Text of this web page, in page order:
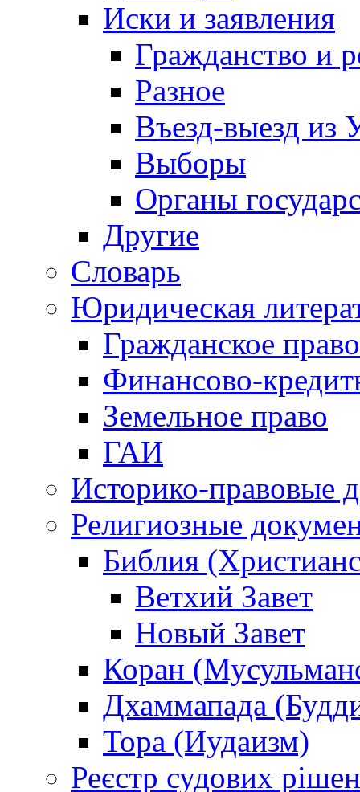
Иски и заявления
Гражданство и
Разное
Въезд-выезд из
Выборы
Органы
Другие
Словарь
Юридическая
Гражданское право
Финансово-
Земельное право
ГАИ
Историко-правовые
Религиозные
Библия
Ветхий Завет
Новый Завет
Коран
Дхаммапада
Тора (Иудаизм)
Реєстр судових